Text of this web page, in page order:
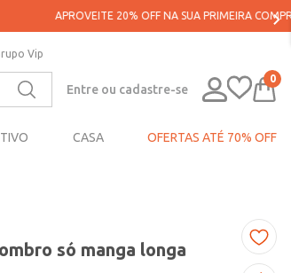
Vip
Entre ou cadastre-se
0
CASA OFERTAS ATÉ 70% OFF
só manga longa